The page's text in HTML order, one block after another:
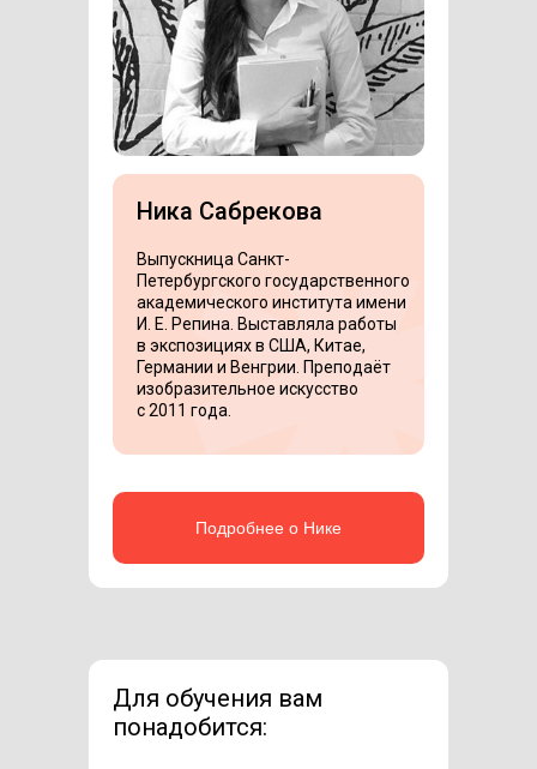
Выпускница Санкт-
Петербургского государственного
академического института имени
И. Е. Репина. Выставляла работы
в экспозициях в США, Китае,
Германии и Венгрии. Преподаёт
изобразительное искусство
с 2011 года.
Ника Сабрекова
Подробнее о Нике
Для обучения вам
понадобится: